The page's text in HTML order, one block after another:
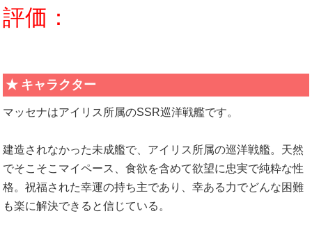
評価：
キャラクター
マッセナはアイリス所属のSSR巡洋戦艦です。
建造されなかった未成艦で、アイリス所属の巡洋戦艦。天然
でそこそこマイペース、食欲を含めて欲望に忠実で純粋な性
格。祝福された幸運の持ち主であり、幸ある力でどんな困難
も楽に解決できると信じている。